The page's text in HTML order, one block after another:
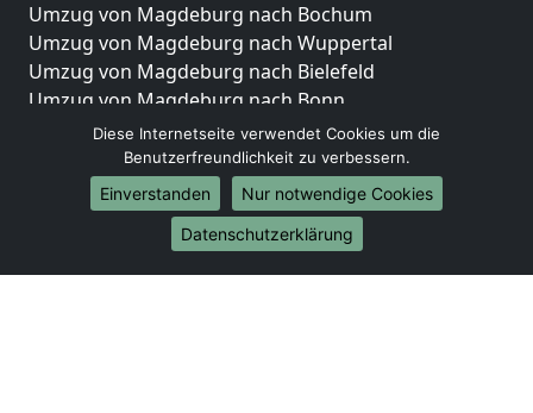
Umzug von Magdeburg nach Bochum
Umzug von Magdeburg nach Wuppertal
Umzug von Magdeburg nach Bielefeld
Umzug von Magdeburg nach Bonn
Umzug von Magdeburg nach Münster
Internationale-Umzüge
Umzug von Magdeburg nach Brasilien
Umzug von Magdeburg nach Brunei Darussalam
Umzug von Magdeburg nach Burkina Faso
Diese Internetseite verwendet Cookies um die
Benutzerfreundlichkeit zu verbessern.
Einverstanden
Nur notwendige Cookies
Datenschutzerklärung